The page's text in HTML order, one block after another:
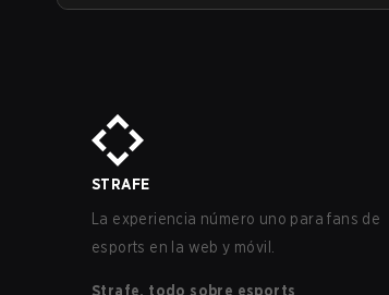
STRAFE
La experiencia número uno para fans de
esports en la web y móvil.
Strafe, todo sobre esports